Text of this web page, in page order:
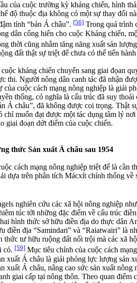
của cuộc trường kỳ kháng chiến, hình
độ thuộc địa không có một sự thay đổi
tính “bán Á châu”. [56] Trong quá trình
dân cống hiến cho cuộc Kháng chiến,
thời cũng nhằm tăng năng xuất sản
đất thật sự triệt để chưa có thể tiến
kháng chiến chuyển sang giai đọan
thi. Người nông dân canh tác đã nhận
của cuộc cách mạng nông nghiệp là giải
thống, có nghĩa là cấu trúc đã suy
Á châu”, đã không được coi trọng. Thật
chỉ muốn đạt được một tác dụng tâm lý
giai đoạn dứt điểm của cuộc chiến.
thức Sản xuất Á châu sau 1954
cách mạng nông nghiệp triệt để là cần
dựa trên phân tích Mácxít chính thống về
nghiên cứu các xã hội nông nghiệp
túc tới những đặc điểm về cấu trúc
hình thức sở hữu điền địa do thực dân
điền địa “Samindari” và “Raiatwairi” là
thức tư hữu ruộng đất nổi trội mà các xã
có. [59] Mục tiêu chính của cuộc cách
xuất Á châu là giải phóng lực lượng sản
xuất Á châu, nâng cao sức sản xuất
giai cấp tại nông thôn. Theo quan điểm